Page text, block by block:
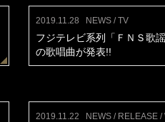
2019.11.28 NEWS / TV
フジテレビ系列「ＦＮＳ歌
の歌唱曲が発表!!
2019.11.22 NEWS / RELEASE /